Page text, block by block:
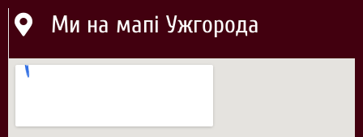
Ми на мапі Ужгорода